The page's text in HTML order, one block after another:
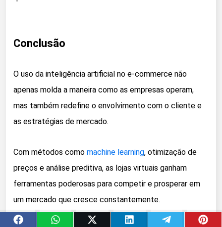
Conclusão
O uso da inteligência artificial no e-commerce não
apenas molda a maneira como as empresas operam,
mas também redefine o envolvimento com o cliente e
as estratégias de mercado.
Com métodos como machine learning, otimização de
preços e análise preditiva, as lojas virtuais ganham
ferramentas poderosas para competir e prosperar em
um mercado que cresce constantemente.